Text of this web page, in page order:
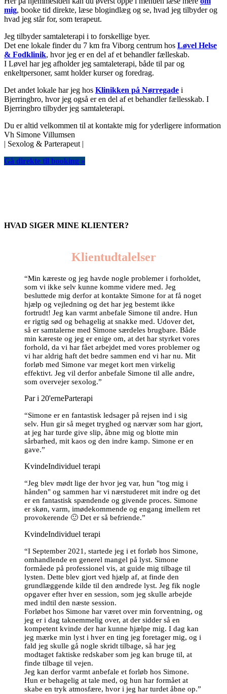
mig, booke tid direkte, læse blogindlæg og se, hvad jeg tilbyder og
hvad jeg står for, som terapeut.
Jeg tilbyder samtaleterapi i to forskellige byer.
Det ene lokale finder du 7 km fra Viborg centrum hos Løvel Helse
& Fodklinik, hvor jeg er en del af et behandler fælleskab.
I Løvel har jeg afholder jeg samtaleterapi, både til par og
enkeltpersoner, samt holder kurser og foredrag.
Det andet lokale har jeg hos Klinikken på Nørregade i
Bjerringbro, hvor jeg også er en del af et behandler fællesskab. I
Bjerringbro tilbyder jeg samtaleterapi.
Du er altid velkommen til at kontakte mig for yderligere information
Vh Simone Villumsen
| Sexolog & Parterapeut |
Gå direkte til booking »
HVAD SIGER MINE KLIENTER?
Klientudtalelser
“Min kæreste og jeg havde nogle problemer i forholdet,
som vi ikke selv kunne komme videre med. Jeg
besluttede mig derfor at kontakte Simone for at få noget
hjælp og vejledning og det har jeg bestemt ikke
fortrudt! Jeg kan varmt anbefale Simone til andre. Hun
er rigtig sød og behagelig at snakke med. Udover det,
så er samtalerne med Simone særdeles brugbare. Både
min kæreste og jeg er enige om, at det har styrket vores
forhold, da vi har fået arbejdet med vores problemer og
vi har aldrig haft det bedre sammen end vi har nu. Mit
forløb med Simone var meget kort men virkelig
effektivt. Jeg vil derfor anbefale Simone til alle andre,
som overvejer sexolog.”
Par i 20'erneParterapi
“Simone er en fantastisk ledsager på rejsen ind i sig
selv. Hun gir så meget tryghed og nærvær som har gjort,
at jeg har turde give slip, åbne mig og blotte min
sårbarhed, mit kaos og den indre kamp. Simone er en
gave.”
KvindeIndividuel terapi
“Jeg blev mødt lige der hvor jeg var, hun "tog mig i
hånden" og sammen har vi nærstuderet mit indre og det
er en fantastisk spændende og givende proces. Simone
er skøn, varm, imødekommende og engang imellem ret
provokerende 🙂 Det er så befriende.”
KvindeIndividuel terapi
“I September 2021, startede jeg i et forløb hos Simone,
omhandlende en generel mangel på lyst. Simone
formåede på professionel vis, at guide mig tilbage til
lysten. Dette blev gjort ved hjælp af, at finde den
grundlæggende kilde til den ændrede lyst. Jeg fik nogle
opgaver efter hver en session, som jeg skulle arbejde
med indtil den næste session.
Forløbet hos Simone har været over min forventning, og
jeg er i dag taknemmelig over, at der sidder så en
kompetent kvinde der har kunne hjælpe mig. I dag kan
jeg mærke min lyst i hver en ting jeg foretager mig, og i
fald jeg skulle gå nogle skridt tilbage, så har jeg
modtaget faktiske redskaber som jeg kan bruge til, at
finde tilbage til vejen.
Jeg kan derfor varmt anbefale et forløb hos Simone.
Hun er behagelig at tale med, og hun har formået at
skabe en tryk atmosfære, hvor i jeg har turdet åbne op.”